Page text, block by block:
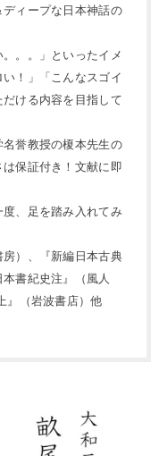
ィープな日本神話の
。。」といったイメ
！」「こんなスゴイ
ける内容を目指して
誉教授の榎本先生の
保証付き！文献に即
、足を踏み入れてみ
）、『新編日本古典
書紀史注』（風人
』（岩波書店）他